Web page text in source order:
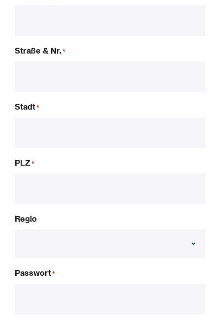
Straße & Nr.
Stadt
PLZ
Regio
Passwort